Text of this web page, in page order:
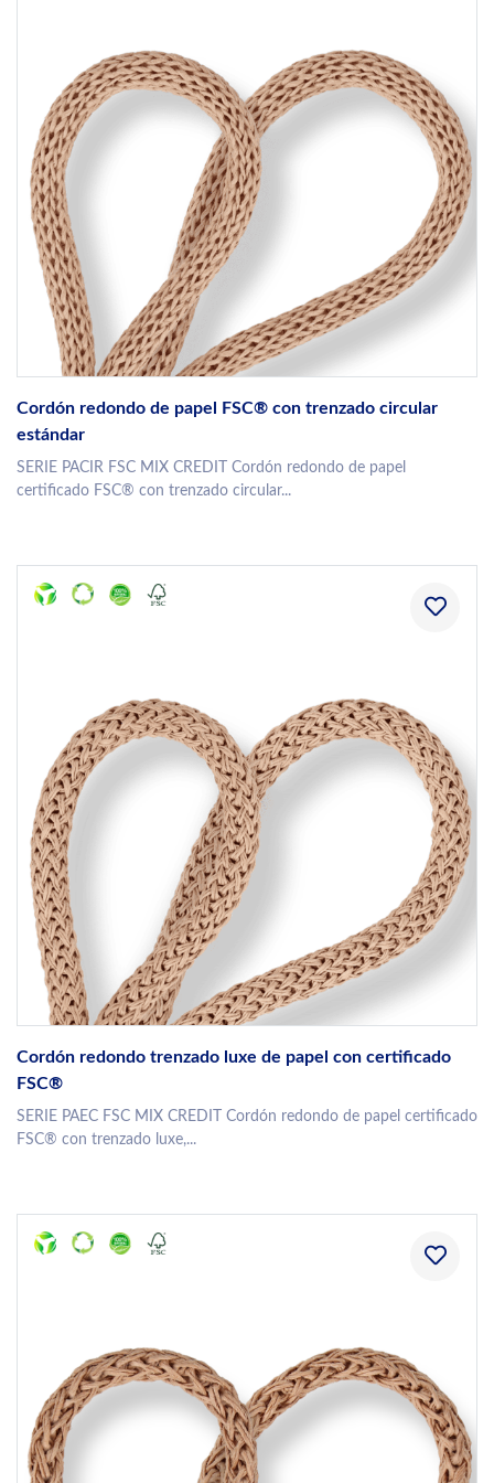
Cordón redondo de papel FSC® con trenzado circular
estándar
SERIE PACIR FSC MIX CREDIT Cordón redondo de papel
certificado FSC® con trenzado circular...
Cordón redondo trenzado luxe de papel con certificado
FSC®
SERIE PAEC FSC MIX CREDIT Cordón redondo de papel certificado
FSC® con trenzado luxe,...